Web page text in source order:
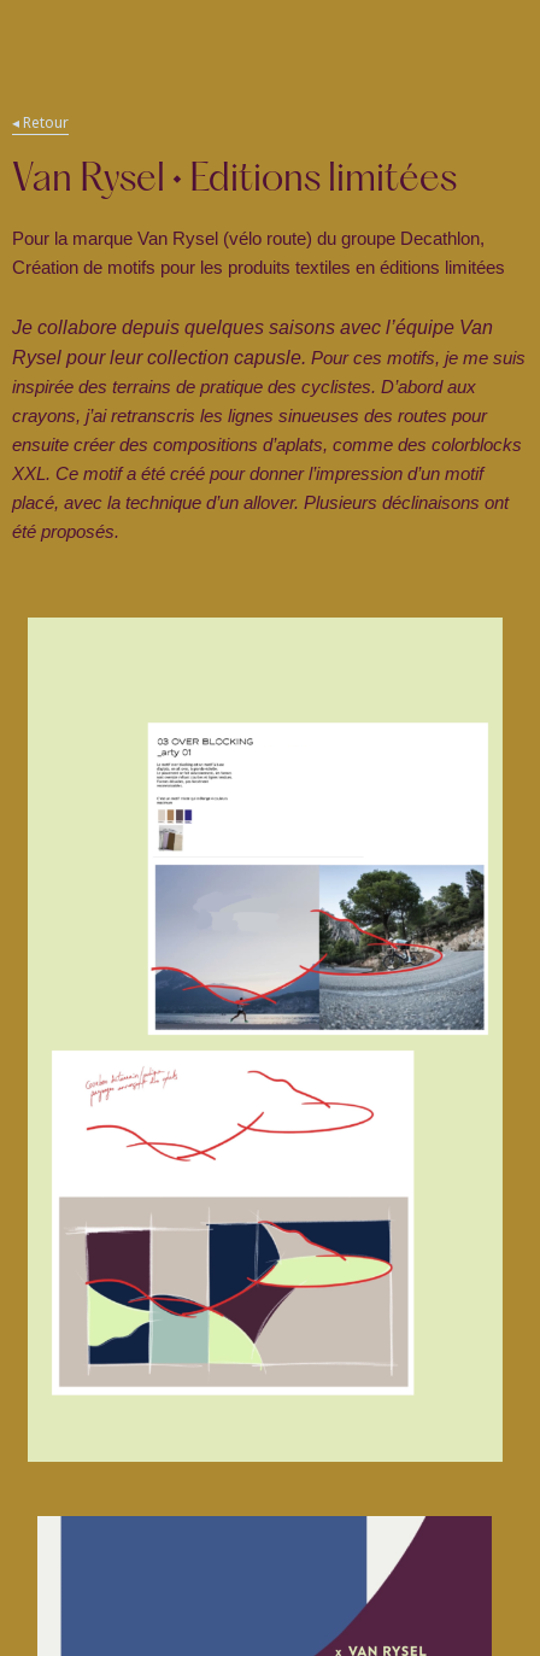
◂ Retour
Van Rysel • Editions limitées
Pour la marque Van Rysel (vélo route) du groupe Decathlon,
Création de motifs pour les produits textiles en éditions limitées
Je collabore depuis quelques saisons avec l’équipe Van
Rysel pour leur collection capusle. Pour ces motifs, je me suis
inspirée des terrains de pratique des cyclistes. D’abord aux
crayons, j’ai retranscris les lignes sinueuses des routes pour
ensuite créer des compositions d’aplats, comme des colorblocks
XXL. Ce motif a été créé pour donner l’impression d’un motif
placé, avec la technique d’un allover. Plusieurs déclinaisons ont
été proposés.